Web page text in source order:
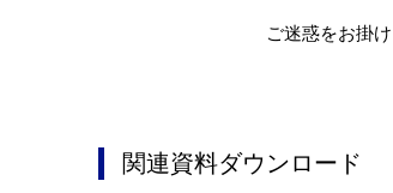
ご迷惑をお掛
関連資料ダウンロード